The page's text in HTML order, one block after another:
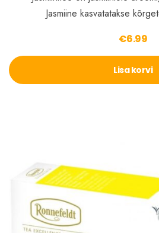
Jasmiine kasvatatakse
€6.99
Lisa korvi